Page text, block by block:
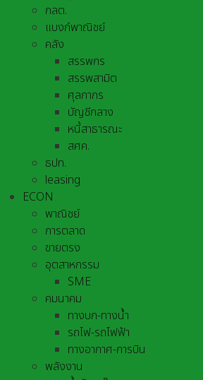
กลต.
แบงก์พาณิชย์
คลัง
สรรพกร
สรรพสามิต
ศุลกากร
บัญชีกลาง
หนี้สาธารณะ
สศค.
ธปท.
leasing
ECON
พาณิชย์
การตลาด
ขายตรง
อุตสาหกรรม
SME
คมนาคม
ทางบก-ทางน้ำ
รถไฟ-รถไฟฟ้า
ทางอากาศ-การบิน
พลังงาน